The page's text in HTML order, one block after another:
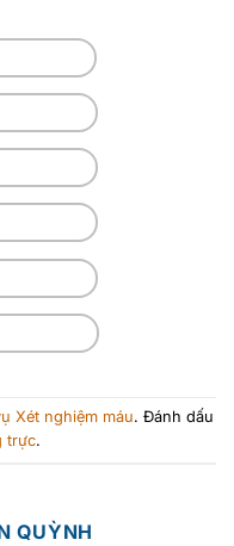
Xét nghiệm máu. Đánh dấu
trực.
QUỲNH